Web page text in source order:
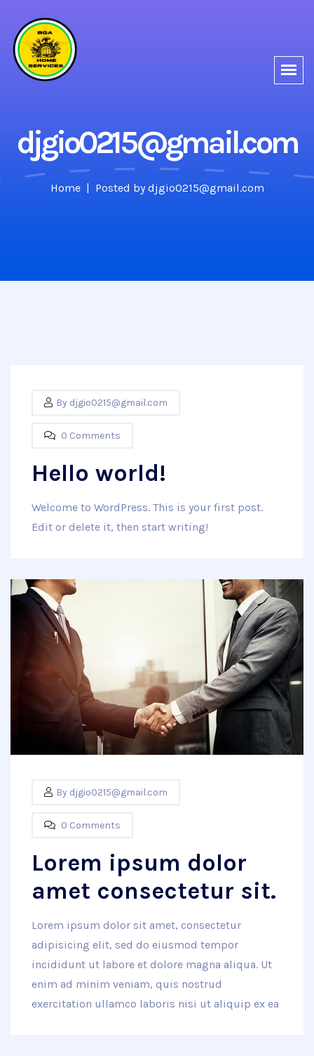
djgio0215@gmail.com
Home Posted by djgio0215@gmail.com
By djgio0215@gmail.com
0 Comments
Hello world!
Welcome to WordPress. This is your first post.
Edit or delete it, then start writing!
By djgio0215@gmail.com
0 Comments
Lorem ipsum dolor
amet consectetur sit.
Lorem ipsum dolor sit amet, consectetur
adipisicing elit, sed do eiusmod tempor
incididunt ut labore et dolore magna aliqua. Ut
enim ad minim veniam, quis nostrud
exercitation ullamco laboris nisi ut aliquip ex ea